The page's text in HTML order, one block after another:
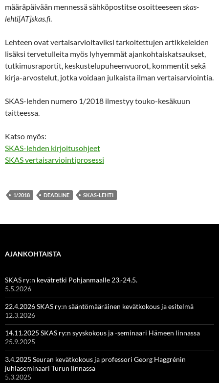
määräpäivään mennessä sähköpostitse osoitteeseen skas-
lehti[AT]skas.fi
Lehteen ovat vertaisarvioitaviksi tarkoitettujen artikkeleiden
lisäksi tervetulleita myös lyhyemmät ajankohtaiskatsaukset,
tutkimusraportit, keskustelupuheenvuorot, kommentit sekä
kirja-arvostelut, jotka voidaan julkaista ilman vertaisarviointia.
SKAS-lehden numero 1/2018 ilmestyy touko-kesäkuun
taitteessa.
Katso myös:
SKAS-lehden kirjoitusohjeet
SKAS vertaisarviointiprosessi
1/2018 DEADLINE SKAS-LEHTI
AJANKOHTAISTA
SKAS ry:n kevätretki Pohjanmaalle 23.-24.5.
5.5.2026
22.4.2026 SKAS ry:n sääntömääräinen kevätkokous ja esitelmä
12.3.2026
14.11.2025 SKAS ry:n syyskokous ja -seminaari Hämeen linnassa
25.9.2025
3.4.2025 Seuran kevätkokous ja professori Georg Haggrénin
juhlaseminaari Turun linnassa
5.3.2025